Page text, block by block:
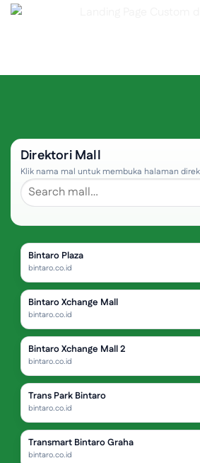
Direktori Mall
Klik nama mal untuk membuka halaman
Bintaro Plaza
bintaro.co.id
Bintaro Xchange Mall
bintaro.co.id
Bintaro Xchange Mall 2
bintaro.co.id
Trans Park Bintaro
bintaro.co.id
Transmart Bintaro Graha
bintaro.co.id